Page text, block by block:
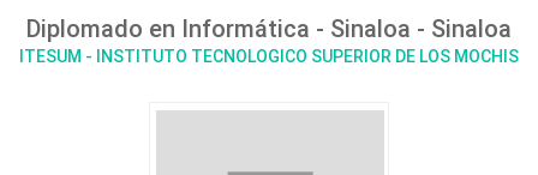
Diplomado en Informática - Sinaloa - Sinaloa
ITESUM - INSTITUTO TECNOLOGICO SUPERIOR DE LOS MOCHIS